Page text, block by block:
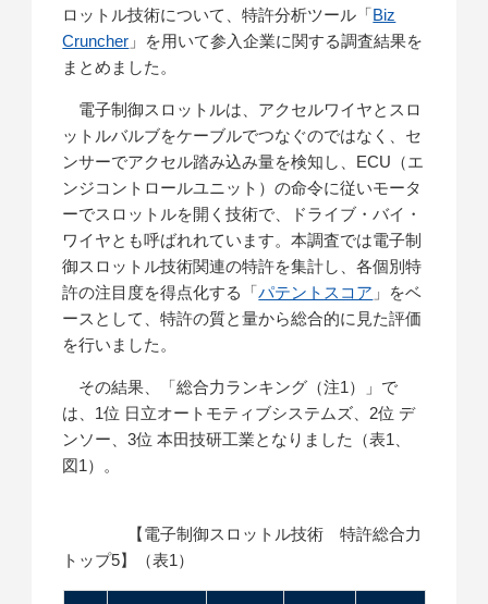
ロットル技術について、特許分析ツール「Biz
Cruncher 」を用いて参入企業に関する調査結果を
まとめました。
電子制御スロットルは、アクセルワイヤとスロ
ットルバルブをケーブルでつなぐのではなく、セ
ンサーでアクセル踏み込み量を検知し、ECU（エ
ンジコントロールユニット）の命令に従いモータ
ーでスロットルを開く技術で、ドライブ・バイ・
ワイヤとも呼ばれれています。本調査では電子制
御スロットル技術関連の特許を集計し、各個別特
許の注目度を得点化する「パテントスコア 」をベ
ースとして、特許の質と量から総合的に見た評価
を行いました。
その結果、「総合力ランキング（注1）」で
は、1位 日立オートモティブシステムズ、2位 デ
ンソー、3位 本田技研工業となりました（表1、
図1）。
【電子制御スロットル技術 特許総合力
トップ5】（表1）